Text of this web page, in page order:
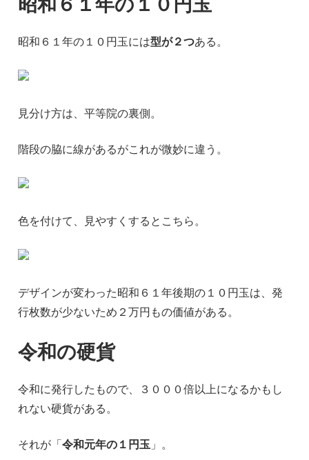
昭和６１年の１０円玉には型が２つある。
見分け方は、平等院の裏側。
階段の脇に線があるがこれが微妙に違う。
色を付けて、見やすくするとこちら。
デザインが変わった昭和６１年後期の１０円玉は、発
行枚数が少ないため２万円もの価値がある。
令和の硬貨
令和に発行したもので、３０００倍以上になるかもし
れない硬貨がある。
それが「令和元年の１円玉」。